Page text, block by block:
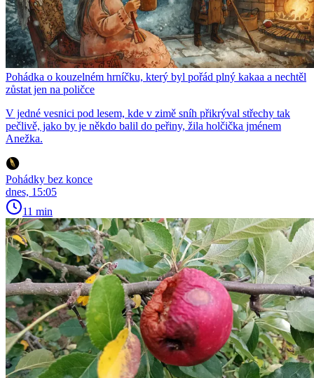
Pohádka o kouzelném hrníčku, který byl pořád plný kakaa a nechtěl
zůstat jen na poličce
V jedné vesnici pod lesem, kde v zimě sníh přikrýval střechy tak
pečlivě, jako by je někdo balil do peřiny, žila holčička jménem
Anežka.
Pohádky bez konce
dnes, 15:05
11 min